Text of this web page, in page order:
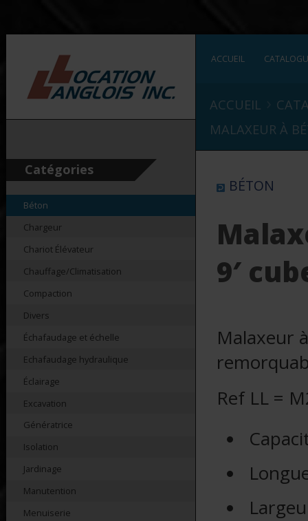
Catégories
Béton
Chargeur
Chariot Élévateur
Chauffage/Climatisation
Compaction
Divers
Échafaudage et échelle
Echafaudage hydraulique
Éclairage
Excavation
Génératrice
Isolation
Jardinage
Manutention
Menuiserie
ACCUEIL
ACCUEIL
MALAXEUR À
BÉTON
9′
Malaxeur
Ref LL =